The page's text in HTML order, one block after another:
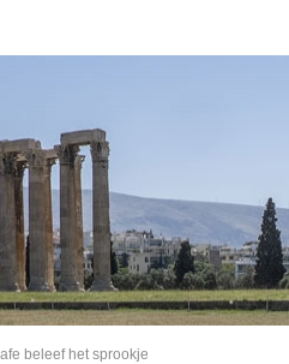
beleef het sprookje